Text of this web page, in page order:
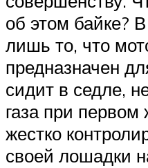
об этом байке?
лишь то, что
предназначен
сидит в седле,
газа при первом
жестко
своей лошадки